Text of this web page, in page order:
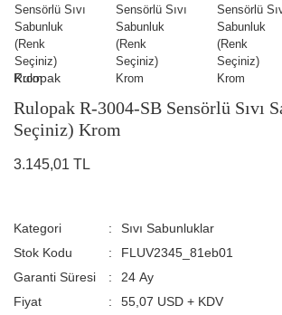
Rulopak
Rulopak R-3004-SB Sensörlü Sıvı
Seçiniz) Krom
3.145,01 TL
Kategori
Sıvı Sabunluklar
Stok Kodu
FLUV2345_81eb01
Garanti Süresi
24 Ay
Fiyat
55,07 USD + KDV